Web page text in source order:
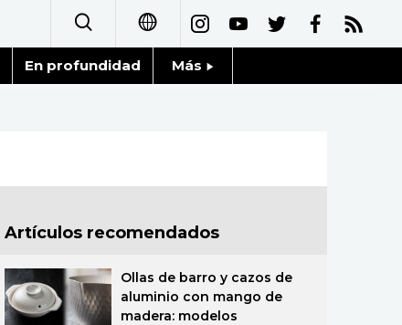
日本語
العربية
En profundidad Más
Blog
Artículos recomendados
Ollas de barro y cazos de
aluminio con mango de
madera: modelos